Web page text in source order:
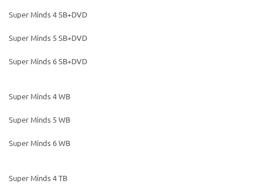
Super Minds 4 SB+DVD
Super Minds 5 SB+DVD
Super Minds 6 SB+DVD
Super Minds 4 WB
Super Minds 5 WB
Super Minds 6 WB
Super Minds 4 TB